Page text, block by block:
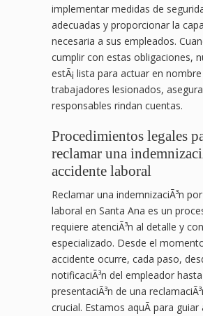
implementar medidas de
adecuadas y proporcionar la
necesaria a sus empleados.
cumplir con estas obligaciones,
estÃ¡ lista para actuar en
trabajadores lesionados,
responsables rindan cuentas.
Procedimientos legales
reclamar una
accidente laboral
Reclamar una indemnizaciÃ³n
laboral en Santa Ana es un
requiere atenciÃ³n al detalle y
especializado. Desde el
accidente ocurre, cada paso,
notificaciÃ³n del empleador
presentaciÃ³n de una
crucial. Estamos aquÃ­ para guiar